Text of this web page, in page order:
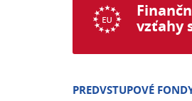
vzťahy
PREDVSTUPOVÉ